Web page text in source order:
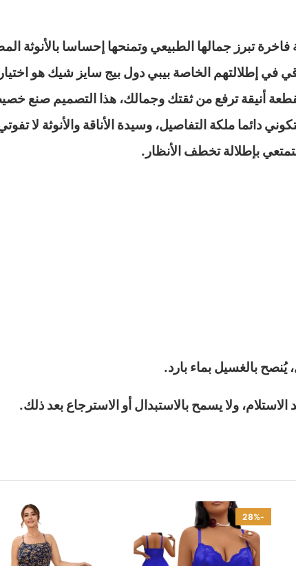
تبرز جمالها الطبيعي وتمنحها إحساسا بالأنوثة
في إطلالتهم الخاصة بيبي دول بيج سايز شيك هو
أنيقة ترفع من ثقتك وجمالك، هذا التصميم صنع
دائما ملكة التفاصيل، وسيدة الأناقة والأنوثة
بإطلالة تخطف الأنظار.
بالغسيل بماء بارد.
ولا يسمح بالاستبدال أو الاسترجاع بعد ذلك.
-28%